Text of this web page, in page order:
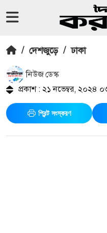
/ দেশজুড়ে / ঢাকা
নিউজ ডেস্ক
প্রকাশ : ২১ নভেম্বর, ২০২৪
প্রিন্ট সংস্করণ